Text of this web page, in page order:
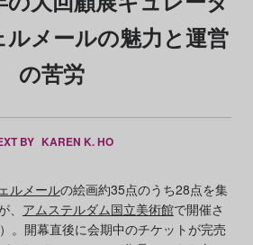
メールの魅力と運営
の苦労
BY KAREN K. HO
ルメールの絵画約35点のうち28点を集
、 アムステルダム国立美術館で開催さ
。開幕直後に会期中のチケットが完売